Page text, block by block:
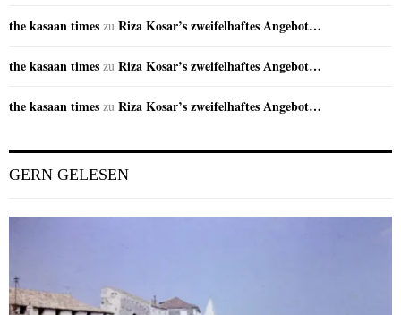
the kasaan times zu Riza Kosar’s zweifelhaftes Angebot…
the kasaan times zu Riza Kosar’s zweifelhaftes Angebot…
the kasaan times zu Riza Kosar’s zweifelhaftes Angebot…
GERN GELESEN